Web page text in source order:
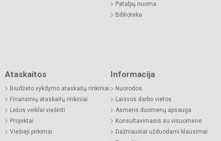
Patalpų nuoma
Biblioteka
Ataskaitos
Biudžeto vykdymo ataskaitų rinkiniai
Finansinių ataskaitų rinkiniai
Lėšos veiklai viešinti
Projektai
Viešieji pirkimai
Informacija
Nuorodos
Laisvos darbo vietos
Asmens duomenų apsauga
Konsultavimasis su visuomene
Dažniausiai užduodami klausimai